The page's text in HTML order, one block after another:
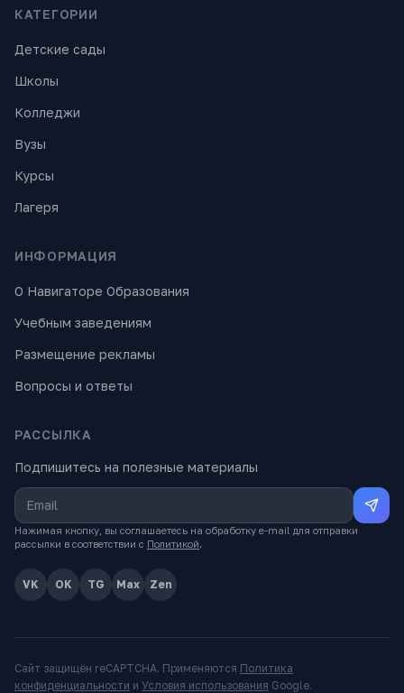
КАТЕГОРИИ
Детские сады
Школы
Колледжи
Вузы
Курсы
Лагеря
ИНФОРМАЦИЯ
О Навигаторе Образования
Учебным заведениям
Размещение рекламы
Вопросы и ответы
РАССЫЛКА
Подпишитесь на полезные материалы
Нажимая кнопку, вы соглашаетесь на обработку e-mail для отправки
рассылки в соответствии с Политикой.
VK OK TG Max Zen
Сайт защищён reCAPTCHA. Применяются Политика
конфиденциальности и Условия использования Google.